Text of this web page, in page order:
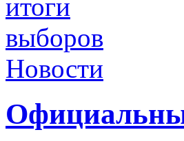
Новости